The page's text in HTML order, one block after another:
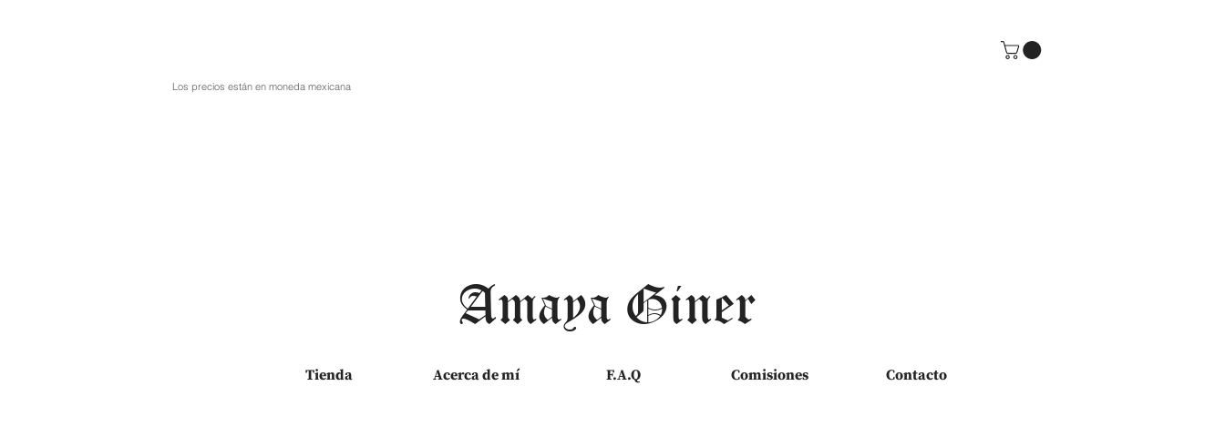
Los precios están en moneda mexicana
Amaya Giner
Tienda Acerca de mí F.A.Q Comisiones Contacto